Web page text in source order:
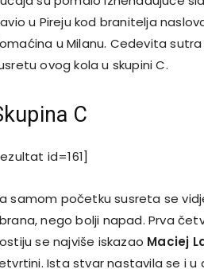
u Pireju kod branitelja
u Milanu. Cedevita
ovog kola u skupini C.
C
id=161]
samom početku susreta se
nego bolji napad. Prva
se najviše iskazao Maciej
Ista stvar nastavila se i u